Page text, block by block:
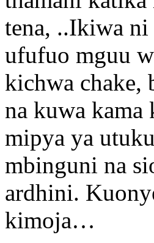
tena, ..Ikiwa
ufufuo mguu
kichwa chake,
na kuwa
mipya ya
mbinguni na
ardhini.
kimoja…